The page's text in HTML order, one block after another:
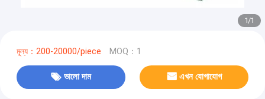
1/1
মূল্য：200-20000/piece MOQ：1
ভালো দাম এখন যোগাযোগ